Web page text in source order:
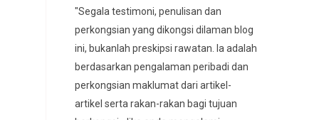
"Segala testimoni, penulisan dan
perkongsian yang dikongsi dilaman blog
ini, bukanlah preskipsi rawatan. Ia adalah
berdasarkan pengalaman peribadi dan
perkongsian maklumat dari artikel-
artikel serta rakan-rakan bagi tujuan